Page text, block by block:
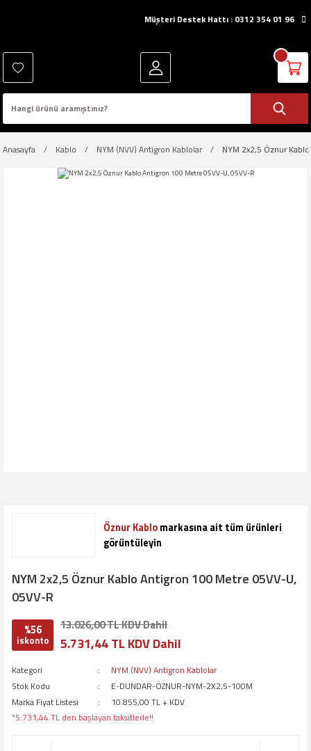
Müşteri Destek Hattı : 0312 354 01 96
Anasayfa Kablo NYM (NVV) Antigron Kablolar NYM 2x2,5 Öznur
Öznur Kablomarkasına ait tüm ürünleri
görüntüleyin
NYM 2x2,5 Öznur Kablo Antigron 100 Metre 05VV-U,
05VV-R
%56
iskonto
13.026,00 TL KDV Dahil
5.731,44 TL KDV Dahil
Kategori
NYM (NVV) Antigron Kablolar
Stok Kodu
E-DUNDAR-ÖZNUR-NYM-2X2,5-100M
Marka Fiyat Listesi
10.855,00 TL + KDV
*5.731,44 TL den başlayan taksitlerle!!